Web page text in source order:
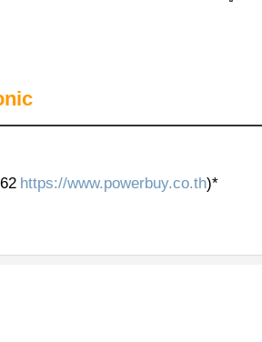
https://www.powerbuy.co.th)*